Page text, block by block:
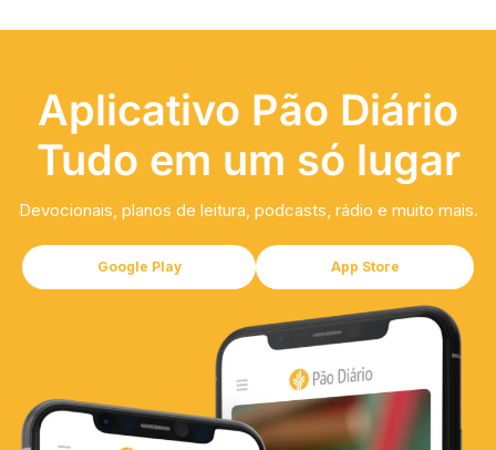
Aplicativo Pão Diário
Tudo em um só lugar
Devocionais, planos de leitura, podcasts, rádio e muito mais.
Google Play App Store